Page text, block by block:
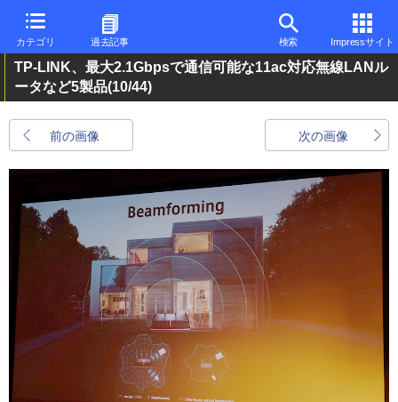
カテゴリ 過去記事 検索 Impressサイト
TP-LINK、最大2.1Gbpsで通信可能な11ac対応無線LANル
ータなど5製品(10/44)
前の画像 次の画像